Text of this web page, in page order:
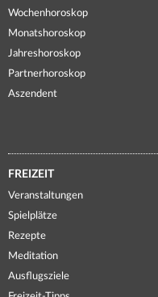
Wochenhoroskop
Monatshoroskop
Jahreshoroskop
Partnerhoroskop
Aszendent
FREIZEIT
Veranstaltungen
Spielplätze
Rezepte
Meditation
Ausflugsziele